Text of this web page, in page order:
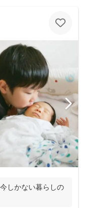
しかない暮らしの